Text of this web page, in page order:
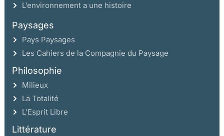
L’environnement a une histoire
Paysages
Pays Paysages
Les Cahiers de la Compagnie du Paysage
Philosophie
Milieux
La Totalité
L’Esprit Libre
Littérature